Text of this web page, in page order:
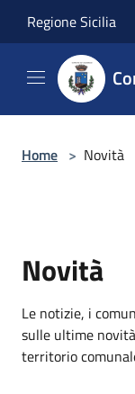
Regione Sicilia
Home > Novità
Novità
Le notizie, i
sulle ultime
territorio